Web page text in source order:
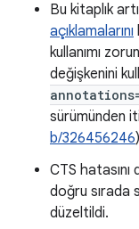
Bu kitaplık
açıklamalarını
kullanımı
değişkenini
sürümünden
b/326456246)
CTS hatasını
doğru sırada
düzeltildi.